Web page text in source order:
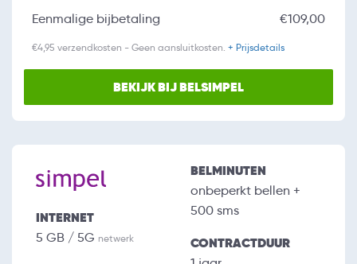
Eenmalige bijbetaling €109,00
€4,95 verzendkosten - Geen aansluitkosten. + Prijsdetails
BEKIJK BIJ BELSIMPEL
INTERNET
5 GB / 5G netwerk
BELMINUTEN
onbeperkt bellen +
500 sms
CONTRACTDUUR